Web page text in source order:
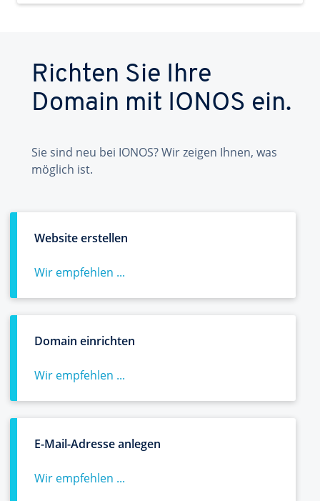
Richten Sie Ihre
Domain mit IONOS ein.
Sie sind neu bei IONOS? Wir zeigen Ihnen, was
möglich ist.
Website erstellen
Wir empfehlen ...
Domain einrichten
Wir empfehlen ...
E-Mail-Adresse anlegen
Wir empfehlen ...